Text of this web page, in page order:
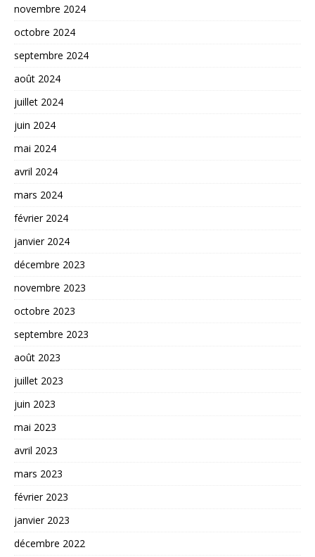
novembre 2024
octobre 2024
septembre 2024
août 2024
juillet 2024
juin 2024
mai 2024
avril 2024
mars 2024
février 2024
janvier 2024
décembre 2023
novembre 2023
octobre 2023
septembre 2023
août 2023
juillet 2023
juin 2023
mai 2023
avril 2023
mars 2023
février 2023
janvier 2023
décembre 2022